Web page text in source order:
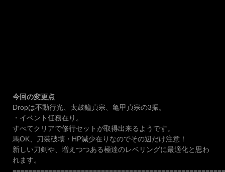
今回の変更点
Dropは不動行光、太鼓鐘貞宗、亀甲貞宗の3振。
・イベント任務在り。
すべてクリアで修行セットが取得出来るようです。
馬OK、刀装破壊・HP減少在りなのでその辺だけ注意！
新しい刀剣や、増えつつある極達のレベリングに最適化と思わ
れます。